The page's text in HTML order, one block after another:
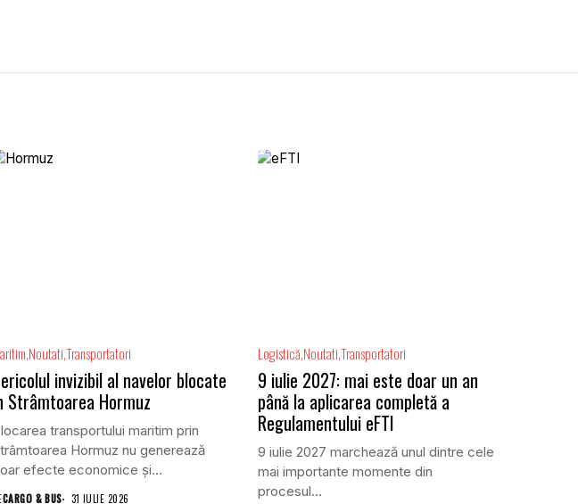
NoutatiTransportatori
invizibil al navelor blocate
Strâmtoarea Hormuz
transportului maritim prin
Hormuz nu generează
efecte economice și...
CARGO & BUS 31 IULIE 2026
Logistică NoutatiTransportatori
9 iulie 2027: mai este doar un an
până la aplicarea completă a
Regulamentului eFTI
9 iulie 2027 marchează unul dintre cele
mai importante momente din
procesul...